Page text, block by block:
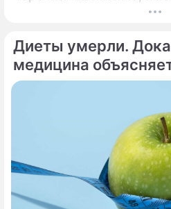
станет лучшей
умирает от сердечно-
заболевания.
Диеты умерли.
медицина